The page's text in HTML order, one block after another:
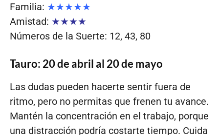
Familia: ★★★★★
Amistad: ★★★★
Números de la Suerte: 12, 43, 80
Tauro: 20 de abril al 20 de mayo
Las dudas pueden hacerte sentir fuera de
ritmo, pero no permitas que frenen tu avance.
Mantén la concentración en el trabajo, porque
una distracción podría costarte tiempo. Cuida